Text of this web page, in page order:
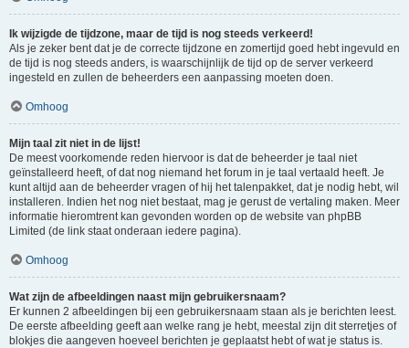
Ik wijzigde de tijdzone, maar de tijd is nog steeds verkeerd!
Als je zeker bent dat je de correcte tijdzone en zomertijd goed hebt ingevuld en
de tijd is nog steeds anders, is waarschijnlijk de tijd op de server verkeerd
ingesteld en zullen de beheerders een aanpassing moeten doen.
Omhoog
Mijn taal zit niet in de lijst!
De meest voorkomende reden hiervoor is dat de beheerder je taal niet
geïnstalleerd heeft, of dat nog niemand het forum in je taal vertaald heeft. Je
kunt altijd aan de beheerder vragen of hij het talenpakket, dat je nodig hebt, wil
installeren. Indien het nog niet bestaat, mag je gerust de vertaling maken. Meer
informatie hieromtrent kan gevonden worden op de website van phpBB
Limited (de link staat onderaan iedere pagina).
Omhoog
Wat zijn de afbeeldingen naast mijn gebruikersnaam?
Er kunnen 2 afbeeldingen bij een gebruikersnaam staan als je berichten leest.
De eerste afbeelding geeft aan welke rang je hebt, meestal zijn dit sterretjes of
blokjes die aangeven hoeveel berichten je geplaatst hebt of wat je status is.